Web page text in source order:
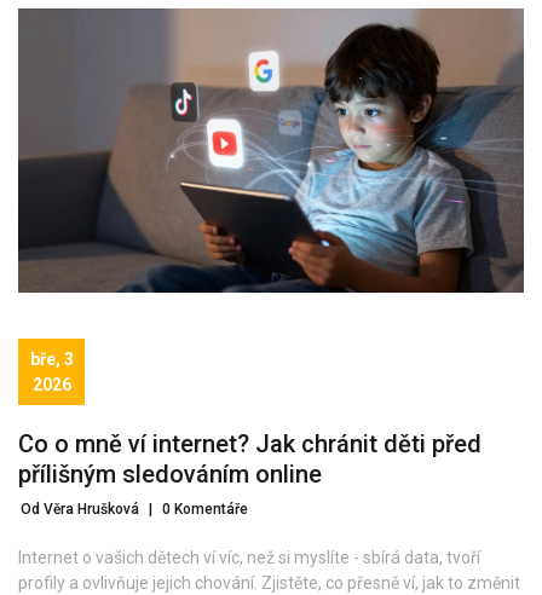
bře, 3
2026
Co o mně ví internet? Jak chránit děti před
přílišným sledováním online
Od Věra Hrušková 0 Komentáře
Internet o vašich dětech ví víc, než si myslíte - sbírá data, tvoří
profily a ovlivňuje jejich chování. Zjistěte, co přesně ví, jak to změnit